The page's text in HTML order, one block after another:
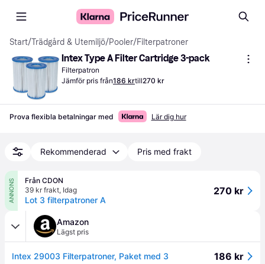
Start/Trädgård & Utemiljö/Pooler/Filterpatroner
Intex Type A Filter Cartridge 3-pack
Filterpatron
Jämför pris från186 krtill270 kr
Prova flexibla betalningar med Lär dig hur
Rekommenderad Pris med frakt
ANNONS
Från CDON
39 kr frakt, Idag
Lot 3 filterpatroner A
270 kr
Amazon
Lägst pris
Intex 29003 Filterpatroner, Paket med 3 186 kr